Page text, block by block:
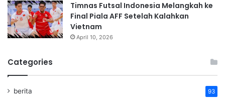
Timnas Futsal Indonesia Melangkah ke
Final Piala AFF Setelah Kalahkan
Vietnam
April 10, 2026
Categories
berita 93